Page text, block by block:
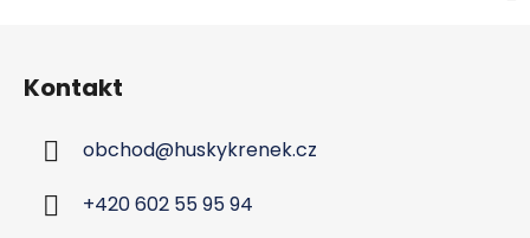
Kontakt
obchod@huskykrenek.cz
+420 602 55 95 94